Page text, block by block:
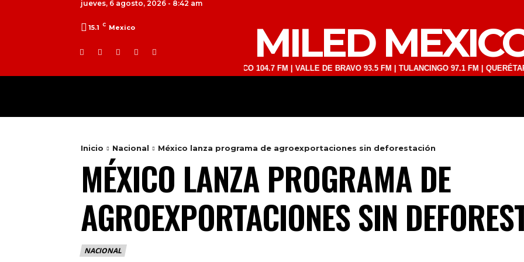
jueves, 6 agosto, 2026 - 8:42 am
15.1 C Mexico MILED
TOLUCA 98.9 FM | ATLACOMULCO 104.7 FM | VALLE DE BRAVO 93.5 FM | TULANCINGO 97.1 FM | QUERÉTARO
Inicio Nacional México lanza programa de agroexportaciones sin deforestación
MÉXICO LANZA PROGRAMA DE
AGROEXPORTACIONES SIN
NACIONAL